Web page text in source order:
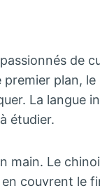
de
plan,
La langue
étudier.
main. Le
en couvrent le